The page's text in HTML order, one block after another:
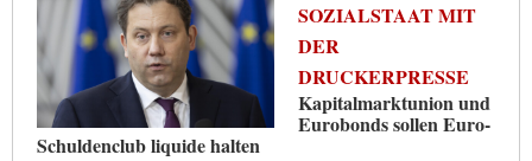
SOZIALSTAAT MIT
DER
DRUCKERPRESSE
Kapitalmarktunion und
Eurobonds sollen Euro-
Schuldenclub liquide halten